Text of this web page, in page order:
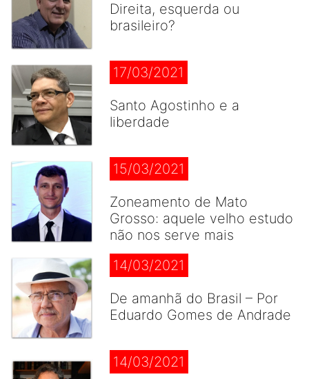
Direita, esquerda ou
brasileiro?
17/03/2021
Santo Agostinho e a
liberdade
15/03/2021
Zoneamento de Mato
Grosso: aquele velho estudo
não nos serve mais
14/03/2021
De amanhã do Brasil – Por
Eduardo Gomes de Andrade
14/03/2021